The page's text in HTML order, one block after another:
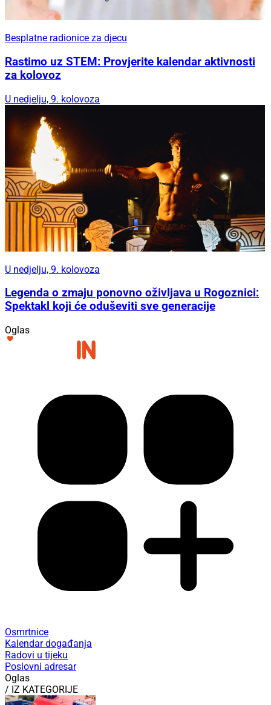
Besplatne radionice za djecu
Rastimo uz STEM: Provjerite kalendar aktivnosti
za kolovoz
U nedjelju, 9. kolovoza
U nedjelju, 9. kolovoza
Legenda o zmaju ponovno oživljava u Rogoznici:
Spektakl koji će oduševiti sve generacije
Oglas
Osmrtnice
Kalendar događanja
Radovi u tijeku
Poslovni adresar
Oglas
/ IZ KATEGORIJE